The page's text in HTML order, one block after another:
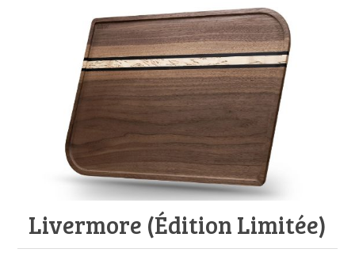
Livermore (Édition Limitée)